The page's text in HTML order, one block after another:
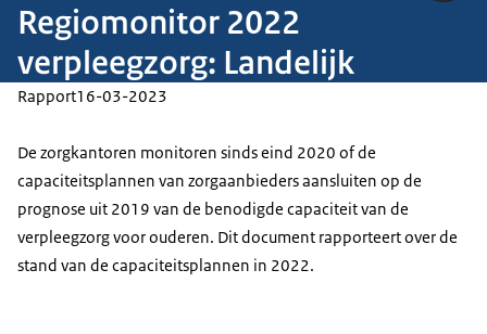
Regiomonitor 2022
verpleegzorg: Landelijk
Rapport16-03-2023
De zorgkantoren monitoren sinds eind 2020 of de
capaciteitsplannen van zorgaanbieders aansluiten op de
prognose uit 2019 van de benodigde capaciteit van de
verpleegzorg voor ouderen. Dit document rapporteert over de
stand van de capaciteitsplannen in 2022.